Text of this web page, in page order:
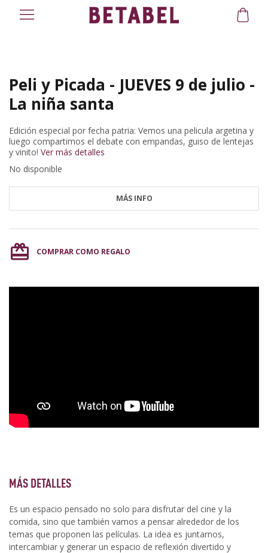
Peli y Picada - JUEVES 9 de julio -
La niña santa
Edición especial por fecha patria: Vemos una pelicula argetina y
luego compartimos el debate con empandas, guiso de lentejas
y vinito! Ver más detalles
No disponible
MÁS INFO
card_giftcard COMPRAR COMO REGALO
MÁS DETALLES
Es un espacio pensado no solo para disfrutar del cine y la
comida, sino que también vamos a pensar alrededor de los
temas que proponen las películas. La idea es juntarnos,
intercambiar y generar un espacio de reflexión divertido y